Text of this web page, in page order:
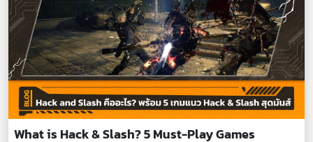
What is Hack & Slash? 5 Must-Play Games